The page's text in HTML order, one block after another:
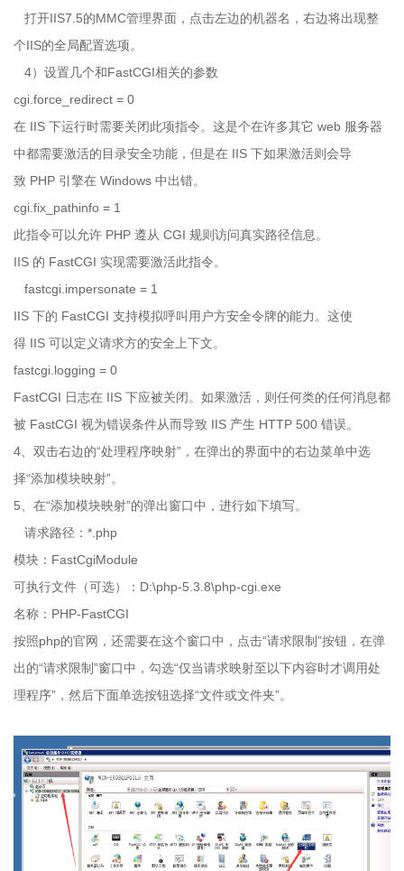
打开IIS7.5的MMC管理界面，点击左边的机器名，右边将出现整
个IIS的全局配置选项。
4）设置几个和FastCGI相关的参数
cgi.force_redirect = 0
在 IIS 下运行时需要关闭此项指令。这是个在许多其它 web 服务器
中都需要激活的目录安全功能，但是在 IIS 下如果激活则会导
致 PHP 引擎在 Windows 中出错。
cgi.fix_pathinfo = 1
此指令可以允许 PHP 遵从 CGI 规则访问真实路径信息。
IIS 的 FastCGI 实现需要激活此指令。
fastcgi.impersonate = 1
IIS 下的 FastCGI 支持模拟呼叫用户方安全令牌的能力。这使
得 IIS 可以定义请求方的安全上下文。
fastcgi.logging = 0
FastCGI 日志在 IIS 下应被关闭。如果激活，则任何类的任何消息都
被 FastCGI 视为错误条件从而导致 IIS 产生 HTTP 500 错误。
4、双击右边的“处理程序映射”，在弹出的界面中的右边菜单中选
择“添加模块映射”。
5、在“添加模块映射”的弹出窗口中，进行如下填写。
请求路径： *.php
模块： FastCgiModule
可执行文件（可选）： D:\php-5.3.8\php-cgi.exe
名称： PHP-FastCGI
按照php的官网，还需要在这个窗口中，点击“请求限制”按钮，在弹
出的“请求限制”窗口中，勾选“仅当请求映射至以下内容时才调用处
理程序”，然后下面单选按钮选择“文件或文件夹”。